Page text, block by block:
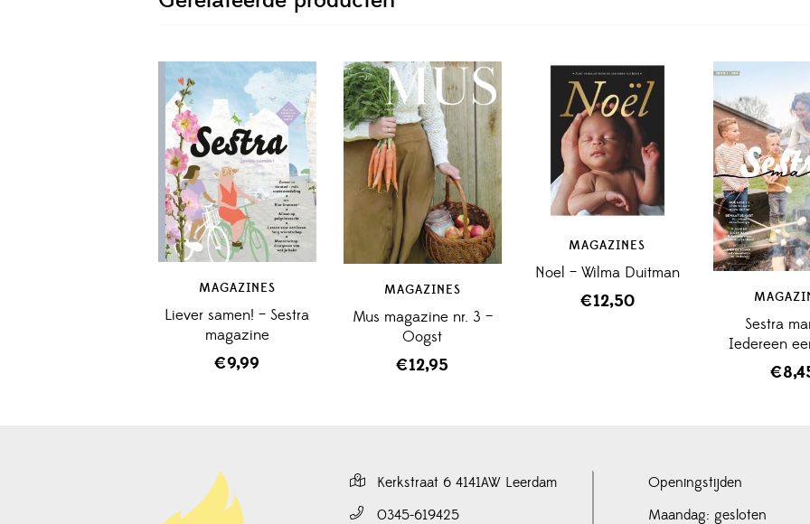
MAGAZINES
Liever samen! – Sestra
magazine
€9,99
MAGAZINES
Mus magazine nr. 3 –
Oogst
€12,95
MAGAZINES
Noel – Wilma Duitman
€12,50
Sestra
Iedereen
€
Kerkstraat 6 4141AW Leerdam
0345-619425
Openingstijden
Maandag: gesloten